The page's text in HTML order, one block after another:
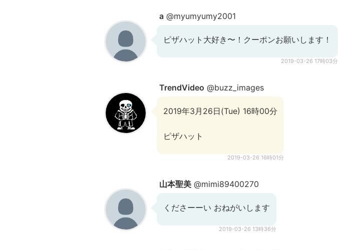
a @myumyumy2001
ピザハット大好き〜！クーポンお願いします！
2019-03-26 17時03分
TrendVideo @buzz_images
2019年3月26日(Tue) 16時00分
ピザハット
2019-03-26 16時01分
山本聖美 @mimi89400270
くださーーい おねがいします
2019-03-26 13時36分